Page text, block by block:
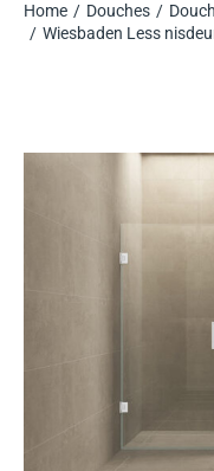
Je bent hier:
Home Douches
Wiesbaden Less